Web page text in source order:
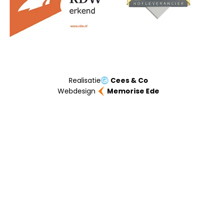
Realisatie
Cees & Co
Webdesign
Memorise Ede